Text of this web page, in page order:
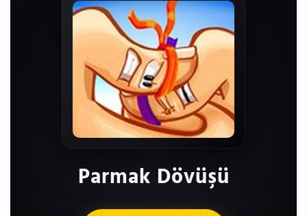
Parmak Dövüşü